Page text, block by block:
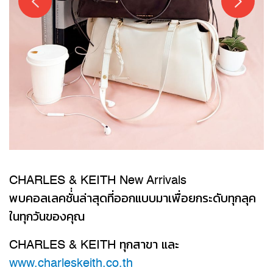
CHARLES & KEITH New Arrivals
พบคอลเลคชั่่นล่าสุดที่ออกแบบมาเพื่อยกระดับทุกลุค
ในทุกวันของคุณ
CHARLES & KEITH ทุกสาขา และ
www.charleskeith.co.th